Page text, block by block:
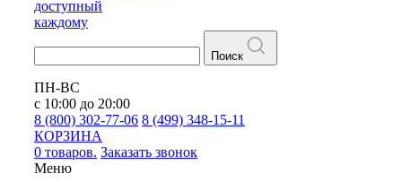
доступный
каждому
Поиск
ПН-ВС
с 10:00 до 20:00
8 (800) 302-77-06 8 (499) 348-15-11
КОРЗИНА
0 товаров. Заказать звонок
Меню